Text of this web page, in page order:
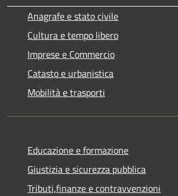
Anagrafe e stato civile
Cultura e tempo libero
Imprese e Commercio
Catasto e urbanistica
Mobilità e trasporti
Educazione e formazione
Giustizia e sicurezza pubblica
Tributi,finanze e contravvenzioni